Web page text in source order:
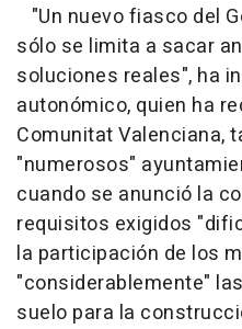
"Un nuevo fiasco del
sólo se limita a sacar
soluciones reales", ha
autonómico, quien ha
Comunitat Valenciana,
"numerosos"
cuando se anunció la
requisitos exigidos
la participación de los
"considerablemente"
suelo para la